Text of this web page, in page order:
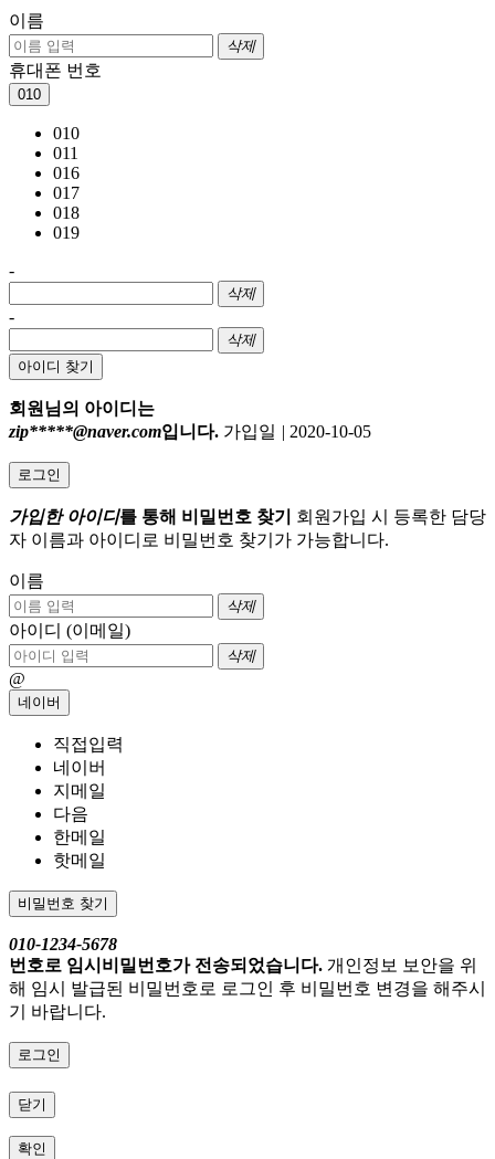
이름
삭제
휴대폰 번호
010
010
011
016
017
018
019
-
삭제
-
삭제
아이디 찾기
회원님의 아이디는
zip*****@naver.com입니다. 가입일 | 2020-10-05
로그인
가입한 아이디를 통해 비밀번호 찾기
회원가입 시 등록한 담당
자 이름과 아이디로 비밀번호 찾기가 가능합니다.
이름
삭제
아이디 (이메일)
삭제
@
네이버
직접입력
네이버
지메일
다음
한메일
핫메일
비밀번호 찾기
010-1234-5678
번호로 임시비밀번호가 전송되었습니다. 개인정보 보안을 위
해 임시 발급된 비밀번호로 로그인 후 비밀번호 변경을 해주시
기 바랍니다.
로그인
닫기
확인